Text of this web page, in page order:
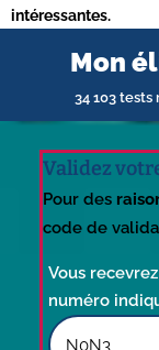
intéressantes.
Mon
34 103
Validez
Pour des
code de
Vous
numéro